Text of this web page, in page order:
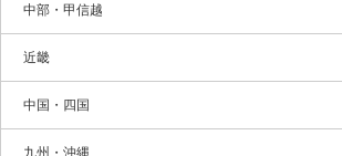
中部・甲信越
近畿
中国・四国
九州・沖縄